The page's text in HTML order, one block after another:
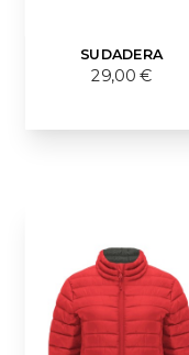
SUDADERA
29,00 €